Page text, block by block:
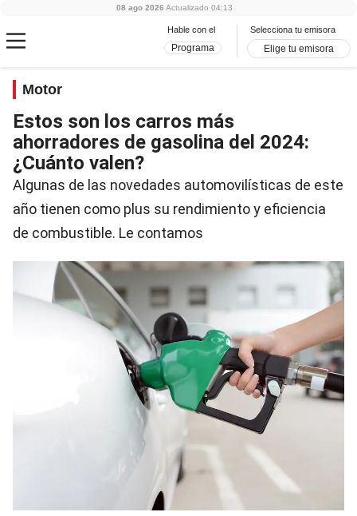
Hable con el
Programa
Selecciona tu emisora
Elige tu emisora
08 ago 2026 Actualizado 04:13
Motor
Estos son los carros más
ahorradores de gasolina del 2024:
¿Cuánto valen?
Algunas de las novedades automovilísticas de este
año tienen como plus su rendimiento y eficiencia
de combustible. Le contamos